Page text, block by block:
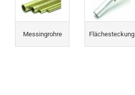
Messingrohre Flächesteckung